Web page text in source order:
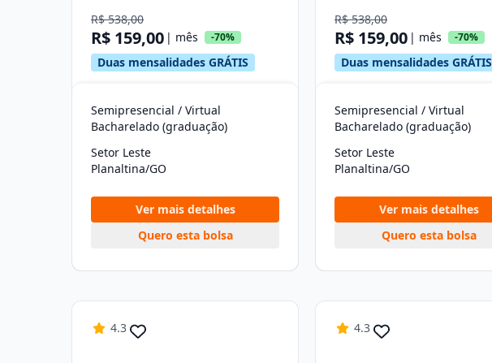
R$ 538,00
R$ 159,00 | mês -70%
Duas mensalidades GRÁTIS
Semipresencial / Virtual
Bacharelado (graduação)
Setor Leste
Planaltina/GO
Ver mais detalhes
Quero esta bolsa
R$ 538,00
R$ 159,00 | mês -70%
Duas mensalidades GRÁTIS
Semipresencial / Virtual
Bacharelado (graduação)
Setor Leste
Planaltina/GO
Ver mais detalhes
Quero esta bolsa
4.3 4.3